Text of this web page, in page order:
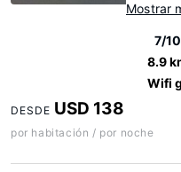
Mostrar
7/10
8.9
Wifi
DESDE USD 138
por habitación / por noche